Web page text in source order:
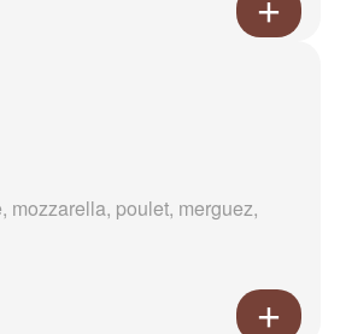
mozzarella, poulet, merguez,